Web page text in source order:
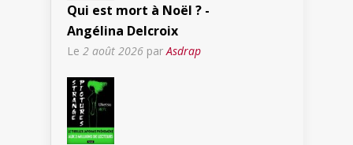
Qui est mort à Noël ? -
Angélina Delcroix
Le 2 août 2026 par Asdrap